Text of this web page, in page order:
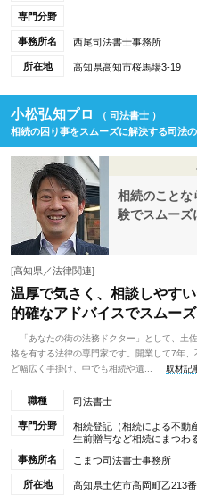
専門分野
事務所名 西尾司法書士事務所
所在地 高知県高知市桜馬場3-19
小松弘知プロ
（ 司法書士 ）
相続の困り事をスムーズに解決する司法
相続のことな
験でスムーズ
[高知県／法律関連]
温厚で気さく、相談しやす
的確なアドバイスでスムーズ
「あなたの街の法務ドクター」として、土
格を有する法律の専門家です。開業して7年
ど幅広く手掛け、中でも相続や遺...
取材記
職種 司法書士
専門分野
相続登記（相続による不動
生前贈与など相続にまつわ
事務所名
こまつ司法書士事務所
所在地 高知県土佐市高岡町乙213番